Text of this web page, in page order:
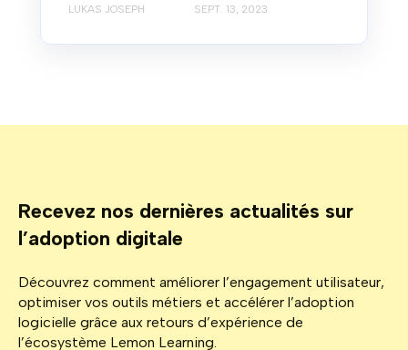
LUKAS JOSEPH SEPT. 13, 2023
Recevez nos dernières actualités sur
l’adoption digitale
Découvrez comment améliorer l’engagement utilisateur,
optimiser vos outils métiers et accélérer l’adoption
logicielle grâce aux retours d’expérience de
l’écosystème Lemon Learning.